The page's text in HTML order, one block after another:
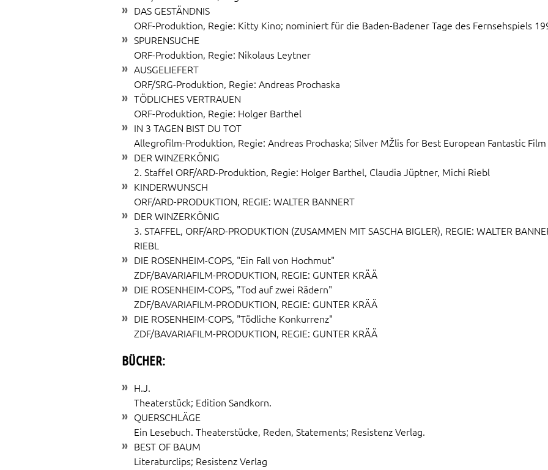
DAS GESTÄNDNIS
ORF-Produktion, Regie: Kitty Kino; nominiert für die Baden-Badener Tage des Fernsehspiels
SPURENSUCHE
ORF-Produktion, Regie: Nikolaus Leytner
AUSGELIEFERT
ORF/SRG-Produktion, Regie: Andreas Prochaska
TÖDLICHES VERTRAUEN
ORF-Produktion, Regie: Holger Barthel
IN 3 TAGEN BIST DU TOT
Allegrofilm-Produktion, Regie: Andreas Prochaska; Silver MŽlis for Best European Fantastic Film
DER WINZERKÖNIG
2. Staffel ORF/ARD-Produktion, Regie: Holger Barthel, Claudia Jüptner, Michi Riebl
KINDERWUNSCH
ORF/ARD-PRODUKTION, REGIE: WALTER BANNERT
DER WINZERKÖNIG
3. STAFFEL, ORF/ARD-PRODUKTION (ZUSAMMEN MIT SASCHA BIGLER), REGIE: WALTER
RIEBL
DIE ROSENHEIM-COPS, "Ein Fall von Hochmut"
ZDF/BAVARIAFILM-PRODUKTION, REGIE: GUNTER KRÄÄ
DIE ROSENHEIM-COPS, "Tod auf zwei Rädern"
ZDF/BAVARIAFILM-PRODUKTION, REGIE: GUNTER KRÄÄ
DIE ROSENHEIM-COPS, "Tödliche Konkurrenz"
ZDF/BAVARIAFILM-PRODUKTION, REGIE: GUNTER KRÄÄ
BÜCHER:
H.J.
Theaterstück; Edition Sandkorn.
QUERSCHLÄGE
Ein Lesebuch. Theaterstücke, Reden, Statements; Resistenz Verlag.
BEST OF BAUM
Literaturclips; Resistenz Verlag